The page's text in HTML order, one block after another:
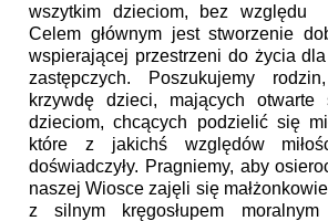
wszytkim dzieciom, bez względu
Celem głównym jest stworzenie
wspierającej przestrzeni do życia
zastępczych. Poszukujemy
krzywdę dzieci, mających
dzieciom, chcących podzielić się
które z jakichś względów
doświadczyły. Pragniemy, aby
naszej Wiosce zajęli się
z silnym kręgosłupem